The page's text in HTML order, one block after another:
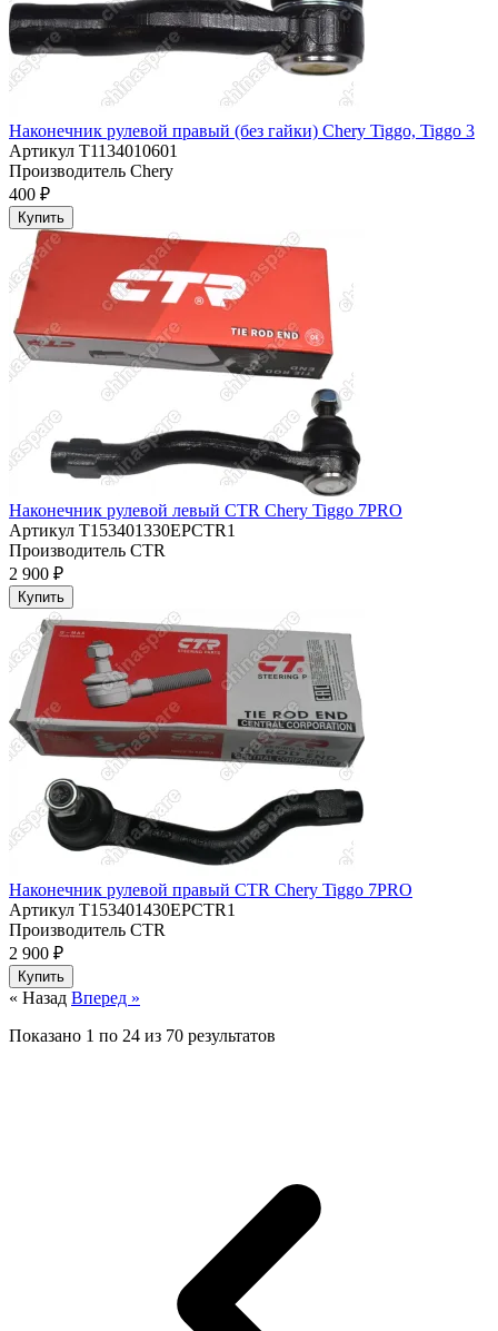
Наконечник рулевой правый (без гайки) Chery Tiggo, Tiggo 3
Артикул T1134010601
Производитель Chery
400 ₽
Купить
Наконечник рулевой левый CTR Chery Tiggo 7PRO
Артикул T153401330EPCTR1
Производитель CTR
2 900 ₽
Купить
Наконечник рулевой правый CTR Chery Tiggo 7PRO
Артикул T153401430EPCTR1
Производитель CTR
2 900 ₽
Купить
« Назад Вперед »
Показано 1 по 24 из 70 результатов